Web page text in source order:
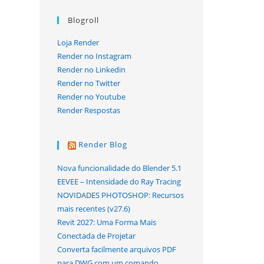
Blogroll
Loja Render
Render no Instagram
Render no Linkedin
Render no Twitter
Render no Youtube
Render Respostas
Render Blog
Nova funcionalidade do Blender 5.1
EEVEE – Intensidade do Ray Tracing
NOVIDADES PHOTOSHOP: Recursos
mais recentes (v27.6)
Revit 2027: Uma Forma Mais
Conectada de Projetar
Converta facilmente arquivos PDF